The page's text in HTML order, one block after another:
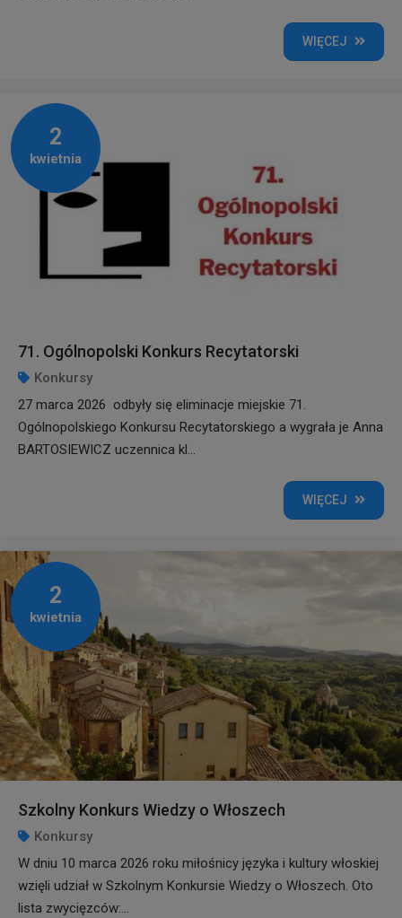
WIĘCEJ
2
kwietnia
71. Ogólnopolski Konkurs Recytatorski
Konkursy
27 marca 2026 odbyły się eliminacje miejskie 71.
Ogólnopolskiego Konkursu Recytatorskiego a wygrała je Anna
BARTOSIEWICZ uczennica kl...
WIĘCEJ
2
kwietnia
Szkolny Konkurs Wiedzy o Włoszech
Konkursy
W dniu 10 marca 2026 roku miłośnicy języka i kultury włoskiej
wzięli udział w Szkolnym Konkursie Wiedzy o Włoszech. Oto
lista zwycięzców:...